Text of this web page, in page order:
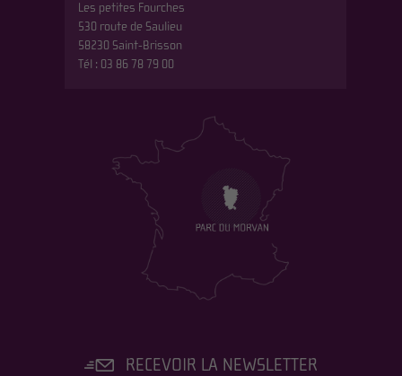
Les petites Fourches
530 route de Saulieu
58230 Saint-Brisson
Tél : 03 86 78 79 00
RECEVOIR LA NEWSLETTER